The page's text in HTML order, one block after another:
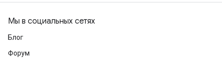
Мы в социальных сетях
Блог
Форум